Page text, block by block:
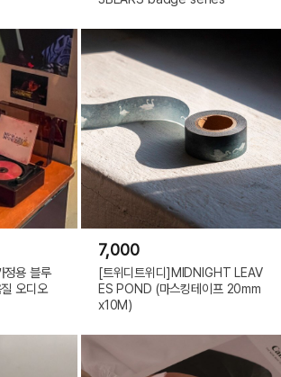
정용 블루
오디오
7,000
[트위디트위디]MIDNIGHT LEAV
ES POND (마스킹테이프 20mm
x10M)